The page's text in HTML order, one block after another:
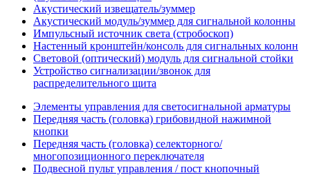
Акустический извещатель/зуммер
Акустический модуль/зуммер для сигнальной колонны
Импульсный источник света (стробоскоп)
Настенный кронштейн/консоль для сигнальных колонн
Световой (оптический) модуль для сигнальной стойки
Устройство сигнализации/звонок для
распределительного щита
Элементы управления для светосигнальной арматуры
Передняя часть (головка) грибовидной нажимной
кнопки
Передняя часть (головка) селекторного/
многопозиционного переключателя
Подвесной пульт управления / пост кнопочный